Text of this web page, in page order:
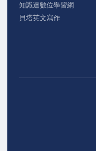
知識達數位學習網
貝塔英文寫作